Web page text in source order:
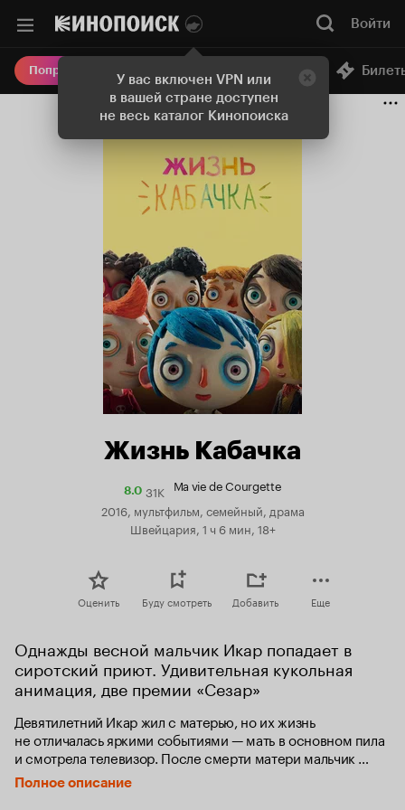
У вас включен VPN или
в вашей стране доступен
не весь каталог Кинопоиска
Войти
Попробовать Плюс Онлайн-кинотеатр
Жизнь Кабачка
8.0Рейтинг
Кинопоиска
8.0
31K Ma vie de Courgette
2016, мультфильм, семейный, драма
Швейцария, 1 ч 6 мин, 18+
Оценить Буду смотреть Добавить Еще
Однажды весной мальчик Икар попадает в
сиротский приют. Удивительная кукольная
анимация, две премии «Сезар»
Девятилетний Икар жил с матерью, но их жизнь
не отличалась яркими событиями — мать в основном пила
и смотрела телевизор. После смерти матери мальчик
остается один, и его направляют в детский дом. Туда
ребёнка отвозит полицейский Реймонд, и между ними
Полное описание